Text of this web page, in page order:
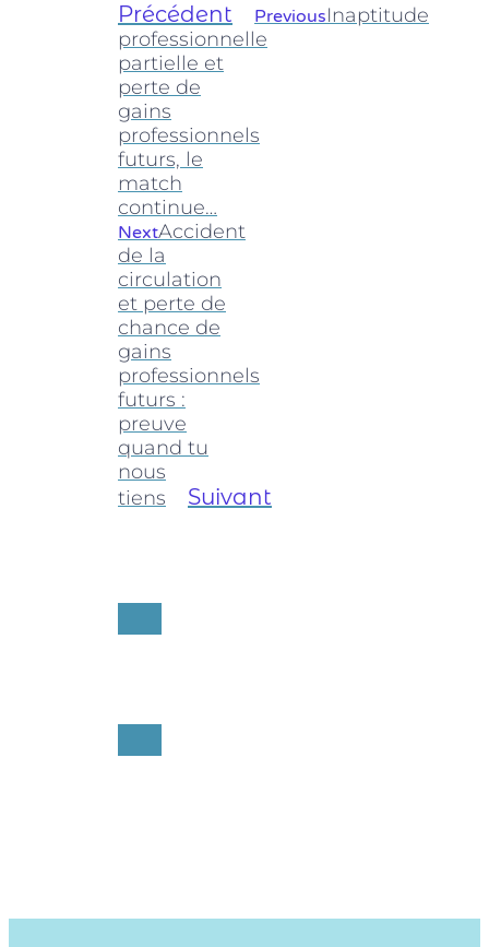
Précédent PreviousInaptitude
professionnelle
partielle et
perte de
gains
professionnels
futurs, le
match
continue…
NextAccident
de la
circulation
et perte de
chance de
gains
professionnels
futurs :
preuve
quand tu
nous
tiens
Suivant